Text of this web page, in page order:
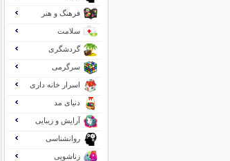
فرهنگ و هنر
سلامت
گردشگری
سرگرمی
اسرار خانه داری
دنیای مد
آرایش و زیبایی
روانشناسی
زناشویی